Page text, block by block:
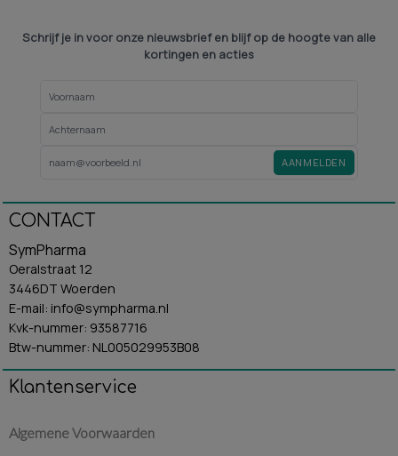
Schrijf je in voor onze nieuwsbrief en blijf op de hoogte van alle
kortingen en acties
AANMELDEN
CONTACT
SymPharma
Oeralstraat 12
3446DT Woerden
E-mail: info@sympharma.nl
Kvk-nummer: 93587716
Btw-nummer: NL005029953B08
Klantenservice
Algemene Voorwaarden